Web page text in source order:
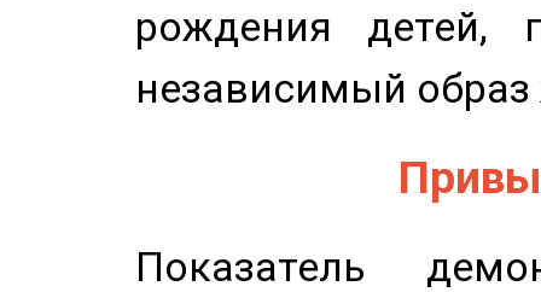
рождения детей,
независимый
Показатель